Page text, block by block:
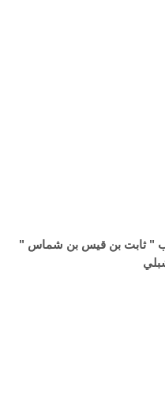
" ثابت بن قيس بن شماس "